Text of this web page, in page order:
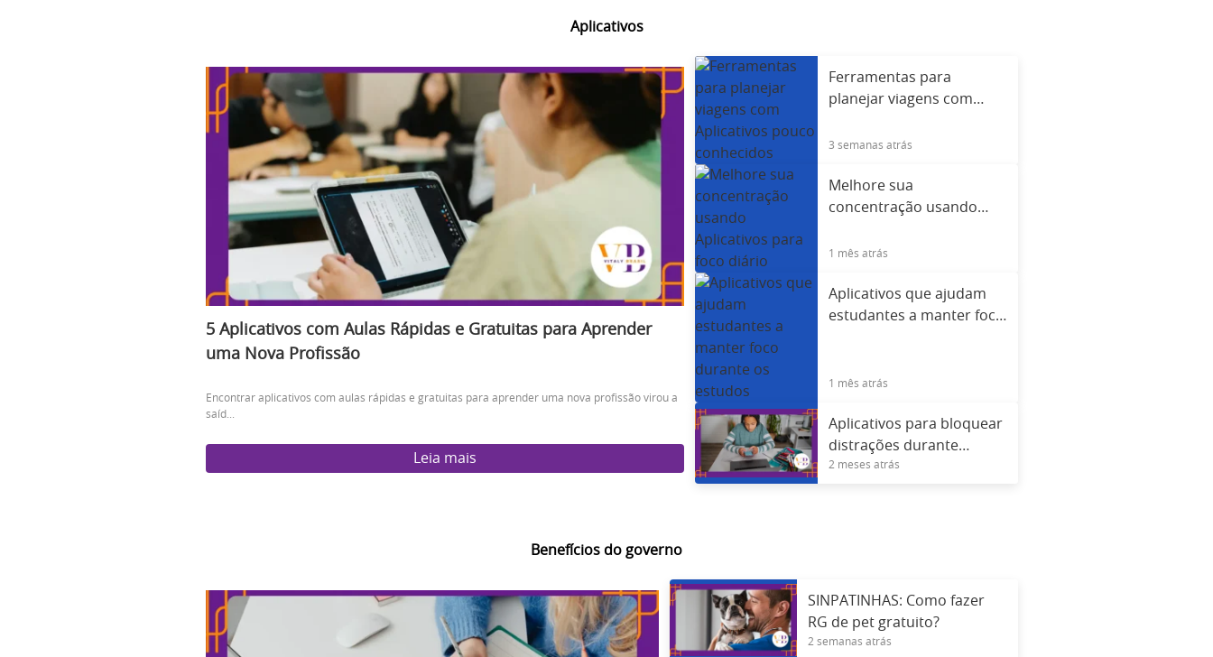
Aplicativos
5 Aplicativos com Aulas Rápidas e Gratuitas para Aprender
uma Nova Profissão
Encontrar aplicativos com aulas rápidas e gratuitas para aprender uma nova profissão virou a
saíd...
Leia mais
Ferramentas para
planejar viagens com
conhecidos
3 semanas atrás
Melhore sua
concentração usando
diário
1 mês atrás
Aplicativos que ajudam
estudantes a manter foco
1 mês atrás
Aplicativos para bloquear
distrações durante
trabalho ou estudo
2 meses atrás
Benefícios do governo
SINPATINHAS: Como fazer
RG de pet gratuito?
2 semanas atrás